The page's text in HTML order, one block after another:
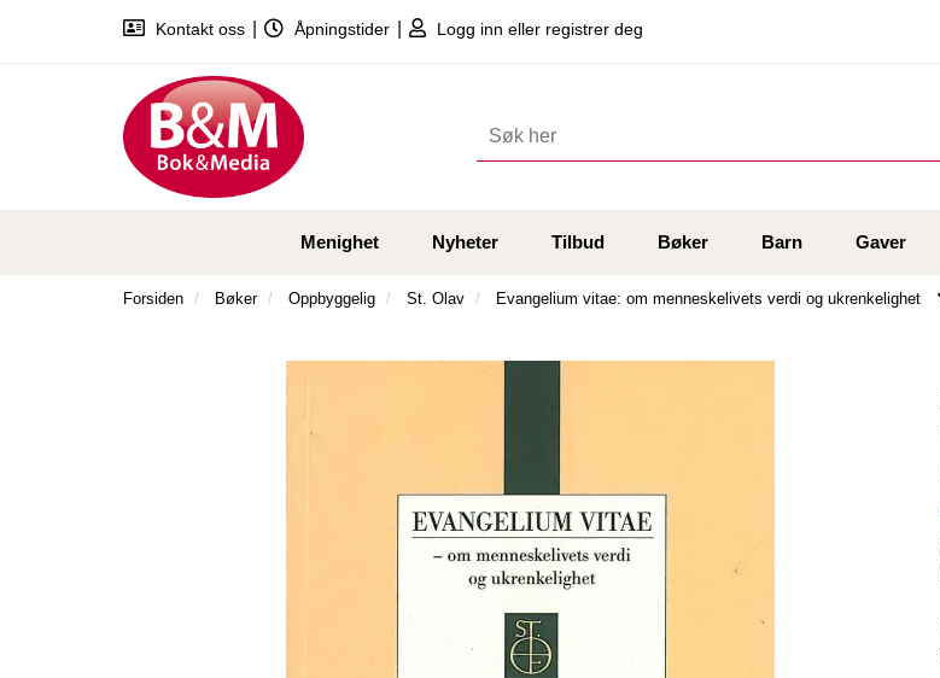
Kontakt oss Åpningstider Logg inn eller registrer deg
Menighet Nyheter Tilbud Bøker Barn Gaver
Forsiden Bøker Oppbyggelig St. Olav Evangelium vitae: om menneskelivets verdi og ukrenkelighet